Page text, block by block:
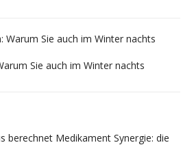
Sie auch im Winter nachts
berechnet Medikament Synergie: die